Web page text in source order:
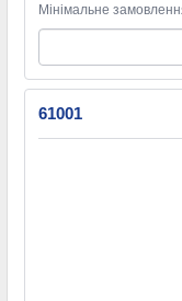
Мінімальне
61001